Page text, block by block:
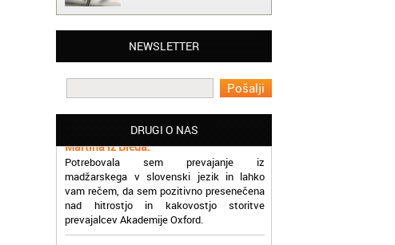
NEWSLETTER
DRUGI O NAS
Matjaž iz Ajdovščine:
Lahko pohvalim vse zaposlene v Akademiji
Oxford, ker so resnično profesionalni in
prevajalske storitve opravljajo hitro in
Potrebovala sem prevajanje iz
madžarskega v slovenski jezik in lahko
vam rečem, da sem pozitivno presenečena
nad hitrostjo in kakovostjo storitve
prevajalcev Akademije Oxford.
Jaka iz Bovca: